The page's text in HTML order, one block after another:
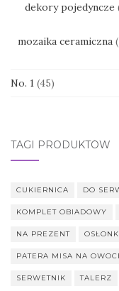
dekory pojedyncze
mozaika ceramiczna
No. 1 (45)
TAGI PRODUKTÓW
CUKIERNICA DO
KOMPLET OBIADOWY
NA PREZENT
PATERA MISA NA
SERWETNIK TALERZ